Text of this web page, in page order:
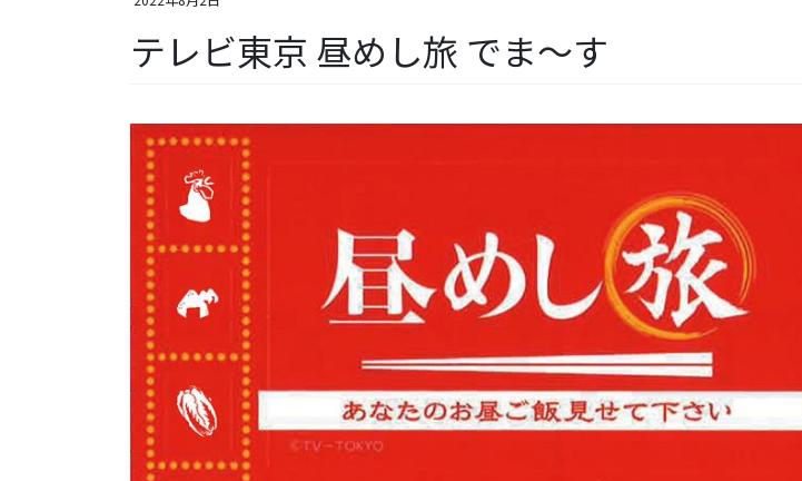
テレビ東京 昼めし旅 でま～す